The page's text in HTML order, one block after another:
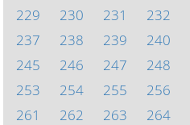
229
230 231 232
237
238 239 240
245
246 247 248
253
254 255 256
261
262 263 264